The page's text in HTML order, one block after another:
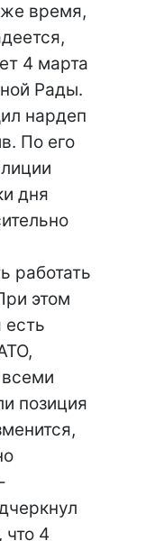
время,
4 марта
Рады.
нардеп
По его
дня
работать
этом
есть
позиция
4